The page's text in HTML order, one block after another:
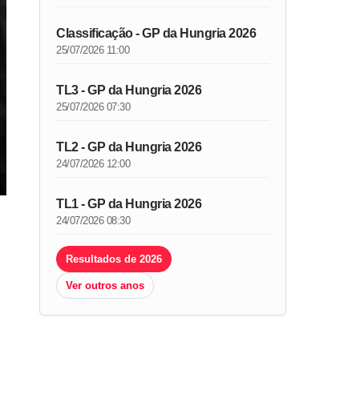
Classificação - GP da Hungria 2026
25/07/2026 11:00
TL3 - GP da Hungria 2026
25/07/2026 07:30
TL2 - GP da Hungria 2026
24/07/2026 12:00
TL1 - GP da Hungria 2026
24/07/2026 08:30
Resultados de 2026
Ver outros anos